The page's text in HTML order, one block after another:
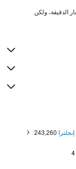
إنجلترا 243,260
4